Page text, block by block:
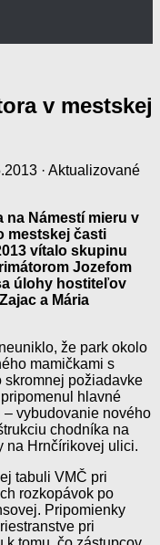
v mestskej
· Aktualizované
na Námestí mieru v
mestskej časti
vítalo skupinu
Jozefom
úlohy hostiteľov
a Mária
že park okolo
mamičkami s
skromnej požiadavke
hlavné
– vybudovanie nového
chodníka na
na Hrnčírikovej ulici.
tabuli VMČ pri
rozkopávok po
Pripomienky
pri